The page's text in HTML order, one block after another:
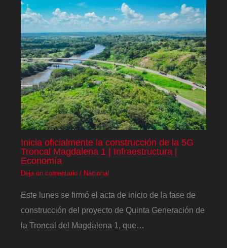
Inicia oficialmente la construcción de la 5G
Troncal Magdalena 1 | Infraestructura |
Economía
Deja un comentario / Nacional
Este lunes se firmó el acta de inicio de la fase de
construcción del proyecto de Quinta Generación de
la Troncal del Magdalena 1, que…